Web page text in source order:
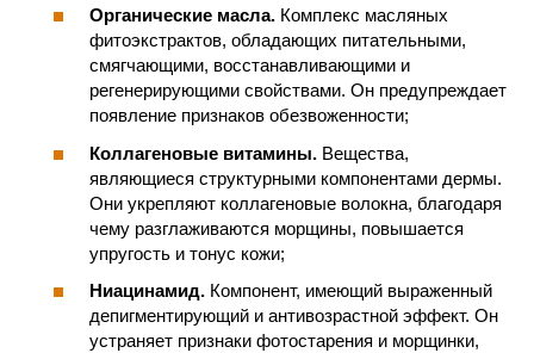
Органические масла. Комплекс масляных
фитоэкстрактов, обладающих питательными,
смягчающими, восстанавливающими и
регенерирующими свойствами. Он предупреждает
появление признаков обезвоженности;
Коллагеновые витамины. Вещества,
являющиеся структурными компонентами дермы.
Они укрепляют коллагеновые волокна, благодаря
чему разглаживаются морщины, повышается
упругость и тонус кожи;
Ниацинамид. Компонент, имеющий выраженный
депигментирующий и антивозрастной эффект. Он
устраняет признаки фотостарения и морщинки,